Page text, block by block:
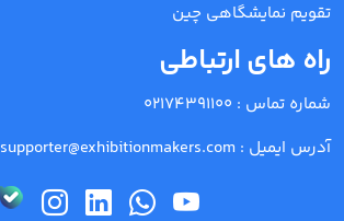
تقویم نمایشگاهی چین
راه های ارتباطی
شماره تماس : 02174391100
آدرس ایمیل : supporter@exhibitionmakers.com